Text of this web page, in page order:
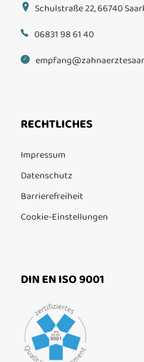
Schulstraße 22, 66740
06831 98 61 40
RECHTLICHES
Impressum
Datenschutz
Barrierefreiheit
Cookie-Einstellungen
DIN EN ISO 9001